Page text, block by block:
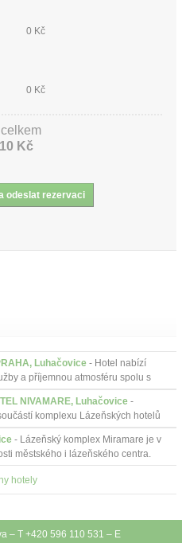
0 Kč
0 Kč
Kč
Luhačovice - Hotel nabízí
a příjemnou atmosféru spolu s
a letní terasou....
NIVAMARE, Luhačovice -
komplexu Lázeňských hotelů
nachází cca 1,5 km od lázeňské
- Lázeňský komplex Miramare je v
městského i lázeňského centra.
hotely
– T +420 596 110 531 – E